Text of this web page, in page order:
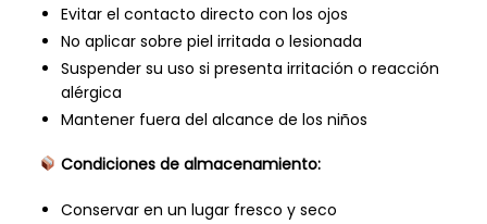
Evitar el contacto directo con los ojos
No aplicar sobre piel irritada o lesionada
Suspender su uso si presenta irritación o reacción
alérgica
Mantener fuera del alcance de los niños
Condiciones de almacenamiento:
Conservar en un lugar fresco y seco